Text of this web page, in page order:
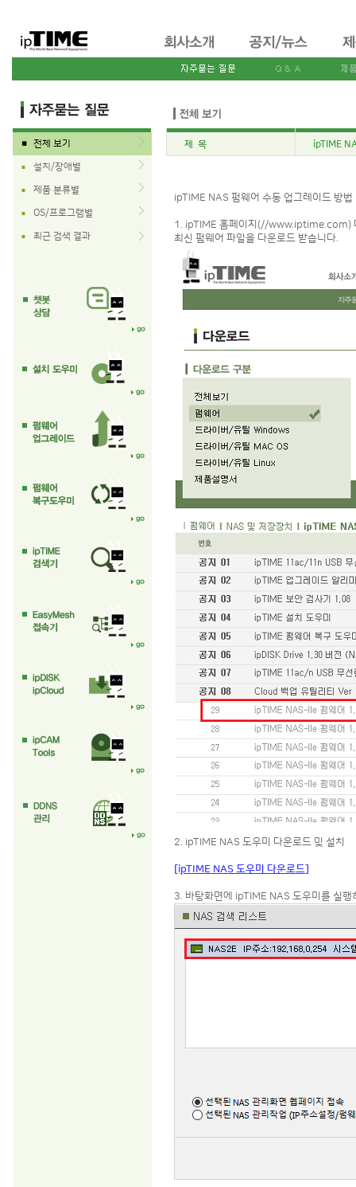
■ 전체 보기
■ 설치/장애별
■ 제품 분류별
■ OS/프로그램별
■ 최근 검색 결과
제 목 ipTIME
ipTIME NAS 펌웨어 수동 업그레이드 방법
1. ipTIME 홈페이지(//www.iptime.com)
최신 펌웨어 파일을 다운로드 받습니다.
2. ipTIME NAS 도우미 다운로드 및 설치
[ipTIME NAS 도우미 다운로드]
3. 바탕화면에 ipTIME NAS 도우미를 실